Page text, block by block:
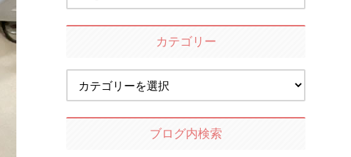
カテゴリー
ブログ内検索